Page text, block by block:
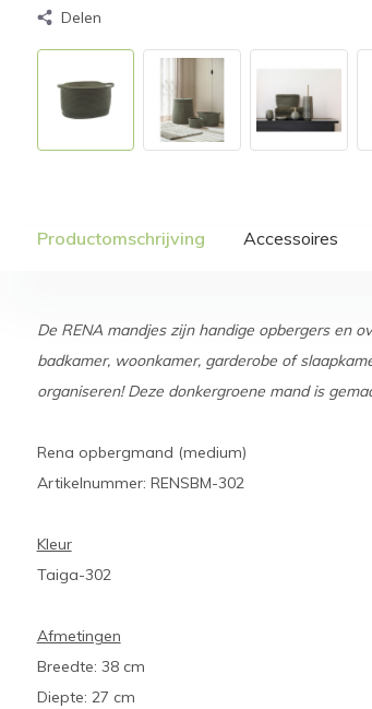
Delen
Productomschrijving Accessoires
De RENA mandjes zijn handige opbergers en
badkamer, woonkamer, garderobe of
organiseren! Deze donkergroene mand is
Rena opbergmand (medium)
Artikelnummer: RENSBM-302
Kleur
Taiga-302
Afmetingen
Breedte: 38 cm
Diepte: 27 cm